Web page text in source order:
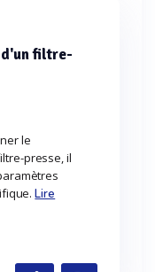
filtre-
le
presse, il
Lire